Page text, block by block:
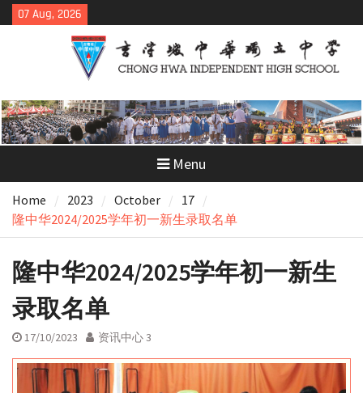
Skip
to
07 Aug, 2026
Menu
Home 2023 October
17
隆中华2024/2025学年初一新生录取名单
隆中华2024/2025学年初一新生
录取名单
17/10/2023 资讯中心 3